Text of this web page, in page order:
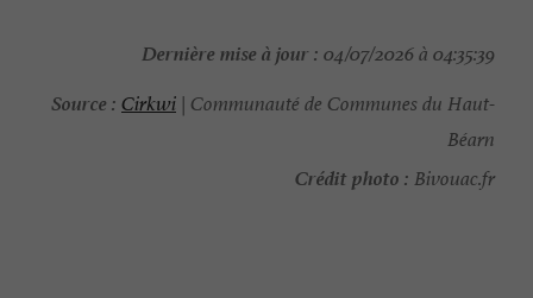
Dernière mise à jour : 04/07/2026 à 04:35:39
Source : Cirkwi | Communauté de Communes du Haut-
Béarn
Crédit photo : Bivouac.fr